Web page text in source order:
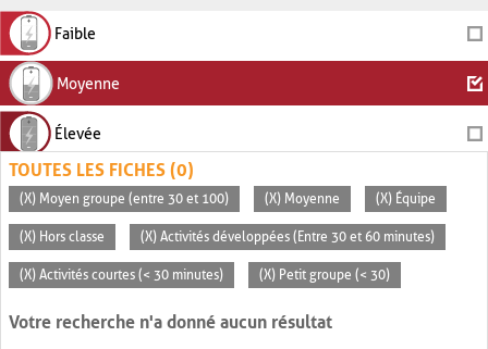
Faible
Moyenne
Élevée
TOUTES LES FICHES (0)
(X) Moyen groupe (entre 30 et 100) (X) Moyenne (X) Équipe
(X) Hors classe (X) Activités développées (Entre 30 et 60 minutes)
(X) Activités courtes (< 30 minutes) (X) Petit groupe (< 30)
Votre recherche n'a donné aucun résultat